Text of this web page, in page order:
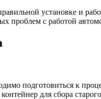
установке и
проблем с работой
подготовиться к
для сбора